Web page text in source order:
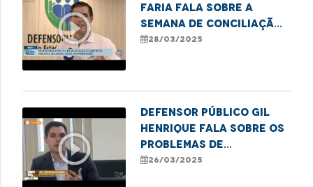
play_circle_outline
Faria fala sobre a
Semana de Conciliação
2025
28/03/2025
play_circle_outline
Defensor público Gil
Henrique fala sobre os
problemas de
acessibilidade nos
26/03/2025